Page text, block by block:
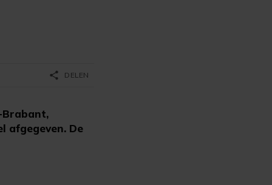
Brabant,
afgegeven. De
share DELEN